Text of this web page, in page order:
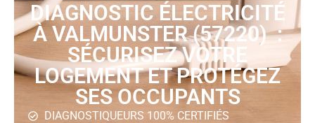
DIAGNOSTIC ÉLECTRICITÉ
À VALMUNSTER (57220) :
SÉCURISEZ VOTRE
LOGEMENT ET PROTÉGEZ
SES OCCUPANTS
DIAGNOSTIQUEURS 100% CERTIFIÉS